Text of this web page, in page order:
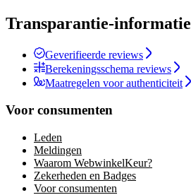
Transparantie-informatie
Geverifieerde reviews
Berekeningsschema reviews
Maatregelen voor authenticiteit
Voor consumenten
Leden
Meldingen
Waarom WebwinkelKeur?
Zekerheden en Badges
Voor consumenten